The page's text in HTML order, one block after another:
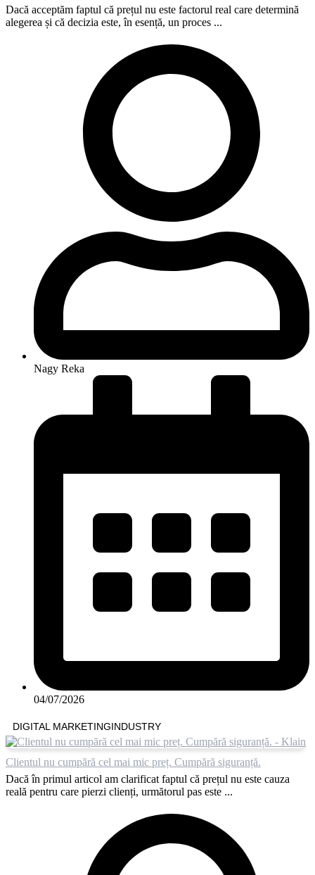
Dacă acceptăm faptul că prețul nu este factorul real care determină
alegerea și că decizia este, în esență, un proces ...
Nagy Reka
04/07/2026
DIGITAL MARKETINGINDUSTRY
Clientul nu cumpără cel mai mic preț. Cumpără siguranță.
Dacă în primul articol am clarificat faptul că prețul nu este cauza
reală pentru care pierzi clienți, următorul pas este ...